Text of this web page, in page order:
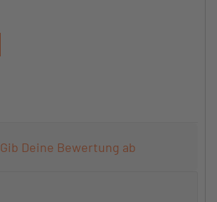
Gib Deine Bewertung ab